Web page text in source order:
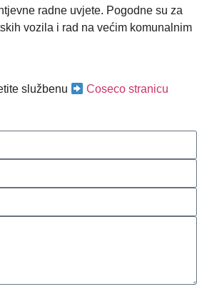
radne uvjete. Pogodne su za
vozila i rad na većim komunalnim
službenu Coseco stranicu